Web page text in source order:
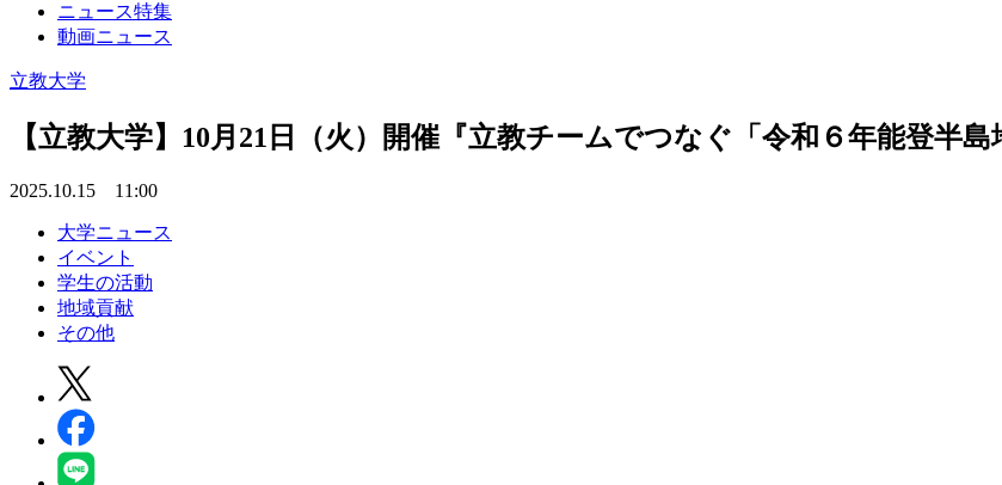
ニュース特集
動画ニュース
立教大学
【立教大学】10月21日（火）開催『立教チームでつなぐ「令和６年能登半
2025.10.15 11:00
大学ニュース
イベント
学生の活動
地域貢献
その他